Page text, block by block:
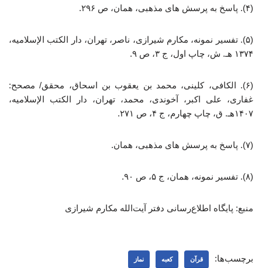
(۴). پاسخ به پرسش های مذهبی، همان، ص ۲۹۶.
(۵). تفسیر نمونه، مکارم شیرازی، ناصر، تهران، دار الکتب الإسلامیه،
۱۳۷۴ هـ. ش، چاپ اول، ج ‌۳، ص ۹.
(۶). الکافی، کلینی، محمد بن یعقوب بن اسحاق، محقق/ مصحح:
غفاری، علی اکبر، آخوندی، محمد، تهران، دار الکتب الإسلامیه،
۱۴۰۷هـ. ق، چاپ چهارم، ج ۴، ص ۲۷۱.
(۷). پاسخ به پرسش های مذهبی، همان.
(۸). تفسیر نمونه، همان، ج ‌۵، ص ۹۰.
منبع: پایگاه اطلاع‌رسانی دفتر آیت‌الله مکارم شیرازی
برچسب‌ها: قرآن کعبه نماز